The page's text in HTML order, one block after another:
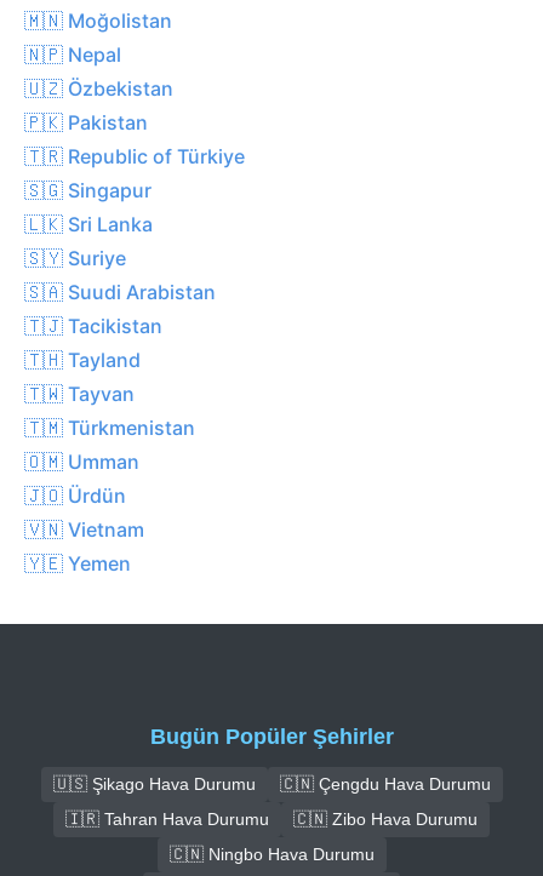
🇲🇳 Moğolistan
🇳🇵 Nepal
🇺🇿 Özbekistan
🇵🇰 Pakistan
🇹🇷 Republic of Türkiye
🇸🇬 Singapur
🇱🇰 Sri Lanka
🇸🇾 Suriye
🇸🇦 Suudi Arabistan
🇹🇯 Tacikistan
🇹🇭 Tayland
🇹🇼 Tayvan
🇹🇲 Türkmenistan
🇴🇲 Umman
🇯🇴 Ürdün
🇻🇳 Vietnam
🇾🇪 Yemen
Bugün Popüler Şehirler
🇺🇸 Şikago Hava Durumu
🇨🇳 Çengdu Hava Durumu
🇮🇷 Tahran Hava Durumu
🇨🇳 Zibo Hava Durumu
🇨🇳 Ningbo Hava Durumu